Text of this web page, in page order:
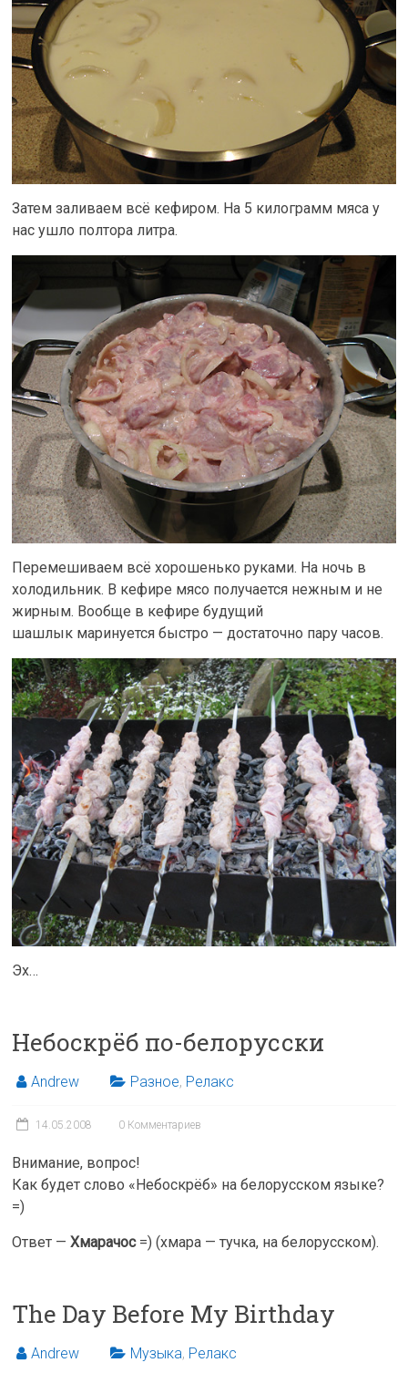
Затем заливаем всё кефиром. На 5 килограмм мяса у
нас ушло полтора литра.
Перемешиваем всё хорошенько руками. На ночь в
холодильник. В кефире мясо получается нежным и не
жирным. Вообще в кефире будущий
шашлык маринуется быстро — достаточно пару часов.
Эх…
Небоскрёб по-белорусски
Andrew Разное, Релакс
14.05.2008 0 Комментариев
Внимание, вопрос!
Как будет слово «Небоскрёб» на белорусском языке?
=)
Ответ —Хмарачос =) (хмара — тучка, на белорусском).
The Day Before My Birthday
Andrew Музыка, Релакс